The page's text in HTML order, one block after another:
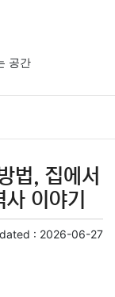
공간
법, 집에서
이야기
: 2026-06-27